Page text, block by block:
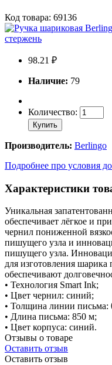
Код товара: 69136
98.21 ₽
Наличие: 79
Количество:
Купить
Производитель: Berlingo
Подробнее про условия
Характеристики
Уникальная
обеспечивает лёгкое и
чернил пониженной
пишущего узла и
пишущего узла.
для изготовления
обеспечивают
• Технология Smart Ink;
• Цвет чернил: синий;
• Толщина линии письма:
• Длина письма: 850 м;
• Цвет корпуса: синий.
Отзывы о товаре
Оставить отзыв
Оставить отзыв